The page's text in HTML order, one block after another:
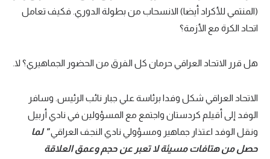
(المنتمي للأكراد أيضا) الانسحاب من بطولة الدوري. فكيف تعامل
اتحاد الكرة مع الأزمة؟
هل قرر الاتحاد العراقي حرمان كل الفرق من الحضور الجماهيري؟ لا.
الاتحاد العراقي شكل وفدا برئاسة علي جبار نائب الرئيس. وسافر
الوفد إلى أقيلم كردستان واجتمع مع المسؤولين في نادي أربيل
ونقل الوفد اعتذار جماهير ومسؤولي نادي النجف العراقي" لما
حصل من هتافات مسيئة لا تعبر عن حجم وعمق العلاقة